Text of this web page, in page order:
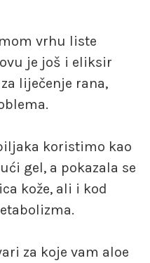
vrhu liste
je još i eliksir
liječenje rana,
koristimo kao
gel, a pokazala se
kože, ali i kod
za koje vam aloe